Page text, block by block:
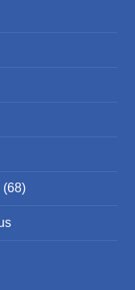
(68)